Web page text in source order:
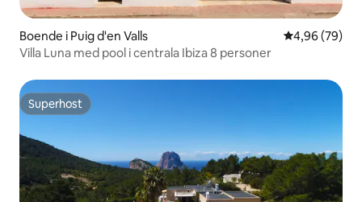
Boende i Puig d'en Valls 4,96 av 5 i
4,96 (79)
Villa Luna med pool i centrala Ibiza 8 personer
Superhost
Superhost